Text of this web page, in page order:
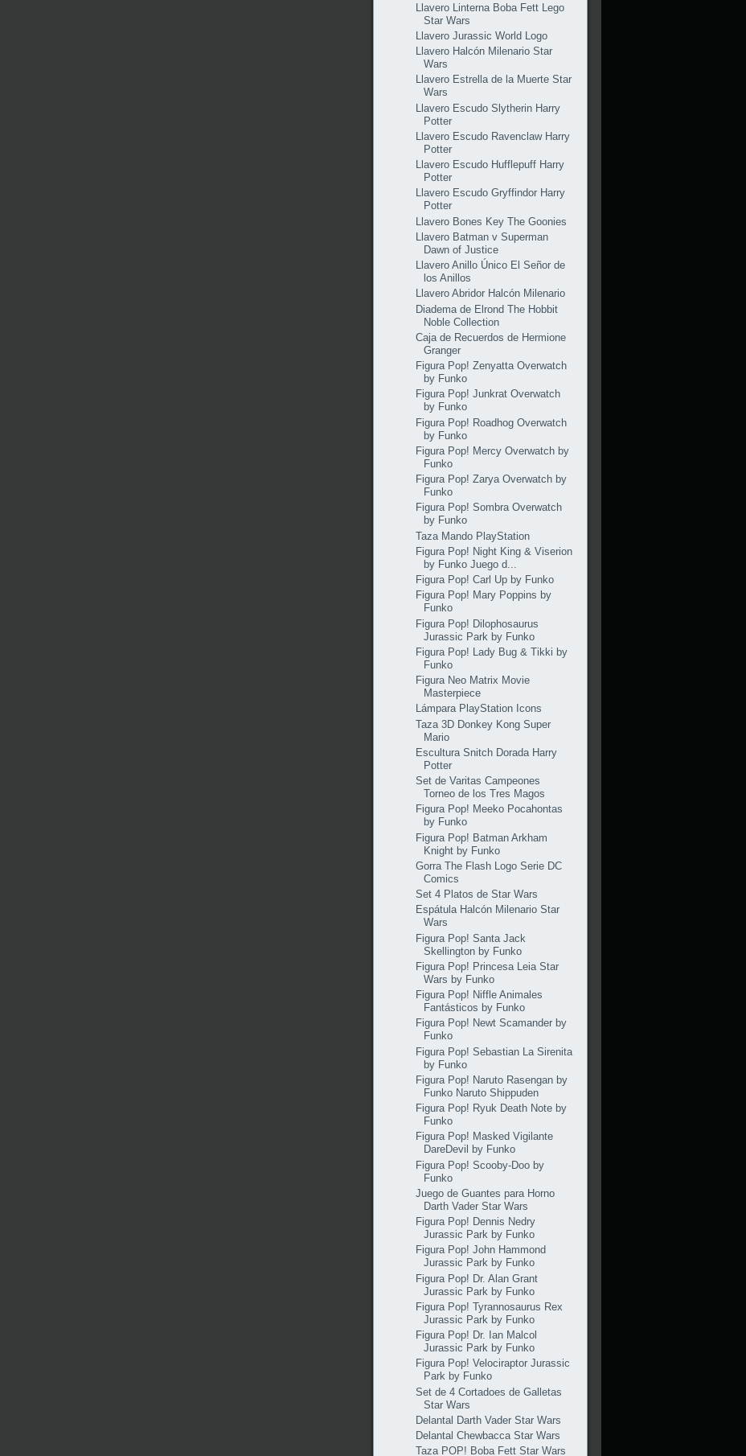
Llavero Linterna Boba Fett Lego
Star Wars
Llavero Jurassic World Logo
Llavero Halcón Milenario Star
Wars
Llavero Estrella de la Muerte Star
Wars
Llavero Escudo Slytherin Harry
Potter
Llavero Escudo Ravenclaw Harry
Potter
Llavero Escudo Hufflepuff Harry
Potter
Llavero Escudo Gryffindor Harry
Potter
Llavero Bones Key The Goonies
Llavero Batman v Superman
Dawn of Justice
Llavero Anillo Único El Señor de
los Anillos
Llavero Abridor Halcón Milenario
Diadema de Elrond The Hobbit
Noble Collection
Caja de Recuerdos de Hermione
Granger
Figura Pop! Zenyatta Overwatch
by Funko
Figura Pop! Junkrat Overwatch
by Funko
Figura Pop! Roadhog Overwatch
by Funko
Figura Pop! Mercy Overwatch by
Funko
Figura Pop! Zarya Overwatch by
Funko
Figura Pop! Sombra Overwatch
by Funko
Taza Mando PlayStation
Figura Pop! Night King & Viserion
by Funko Juego d...
Figura Pop! Carl Up by Funko
Figura Pop! Mary Poppins by
Funko
Figura Pop! Dilophosaurus
Jurassic Park by Funko
Figura Pop! Lady Bug & Tikki by
Funko
Figura Neo Matrix Movie
Masterpiece
Lámpara PlayStation Icons
Taza 3D Donkey Kong Super
Mario
Escultura Snitch Dorada Harry
Potter
Set de Varitas Campeones
Torneo de los Tres Magos
Figura Pop! Meeko Pocahontas
by Funko
Figura Pop! Batman Arkham
Knight by Funko
Gorra The Flash Logo Serie DC
Comics
Set 4 Platos de Star Wars
Espátula Halcón Milenario Star
Wars
Figura Pop! Santa Jack
Skellington by Funko
Figura Pop! Princesa Leia Star
Wars by Funko
Figura Pop! Niffle Animales
Fantásticos by Funko
Figura Pop! Newt Scamander by
Funko
Figura Pop! Sebastian La Sirenita
by Funko
Figura Pop! Naruto Rasengan by
Funko Naruto Shippuden
Figura Pop! Ryuk Death Note by
Funko
Figura Pop! Masked Vigilante
DareDevil by Funko
Figura Pop! Scooby-Doo by
Funko
Juego de Guantes para Horno
Darth Vader Star Wars
Figura Pop! Dennis Nedry
Jurassic Park by Funko
Figura Pop! John Hammond
Jurassic Park by Funko
Figura Pop! Dr. Alan Grant
Jurassic Park by Funko
Figura Pop! Tyrannosaurus Rex
Jurassic Park by Funko
Figura Pop! Dr. Ian Malcol
Jurassic Park by Funko
Figura Pop! Velociraptor Jurassic
Park by Funko
Set de 4 Cortadoes de Galletas
Star Wars
Delantal Darth Vader Star Wars
Delantal Chewbacca Star Wars
Taza POP! Boba Fett Star Wars